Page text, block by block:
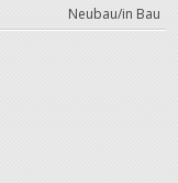
Neubau/in Bau